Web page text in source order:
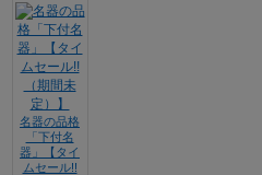
名器の品格
「下付名
器」【タイ
ムセール!!